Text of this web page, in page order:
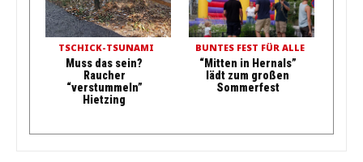
TSCHICK-TSUNAMI
Muss das sein?
Raucher
“verstummeln”
Hietzing
BUNTES FEST FÜR ALLE
“Mitten in Hernals”
lädt zum großen
Sommerfest